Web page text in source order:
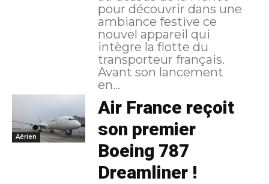
pour découvrir dans une
ambiance festive ce
nouvel appareil qui
intègre la flotte du
transporteur français.
Avant son lancement
en...
Aérien
Air France reçoit
son premier
Boeing 787
Dreamliner !